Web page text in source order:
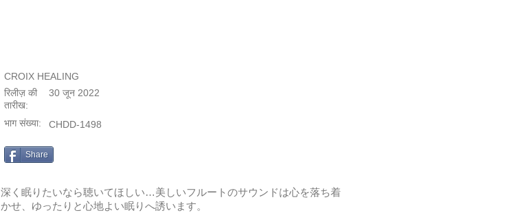
CROIX HEALING
30 जून 2022
रिलीज़ की
तारीख:
भाग संख्या:
CHDD-1498
Share
深く眠りたいなら聴いてほしい…美しいフルートのサウンドは心を落ち着
かせ、ゆったりと心地よい眠りへ誘います。